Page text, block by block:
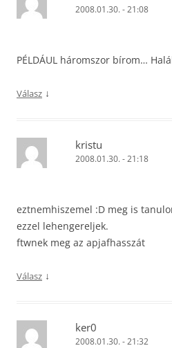
2008.01.30. - 21:08
PÉLDÁUL háromszor bírom…
Válasz ↓
kristu
2008.01.30. - 21:18
eztnemhiszemel :D meg is
ezzel lehengereljek.
ftwnek meg az apjafhasszát
Válasz ↓
ker0
2008.01.30. - 21:32